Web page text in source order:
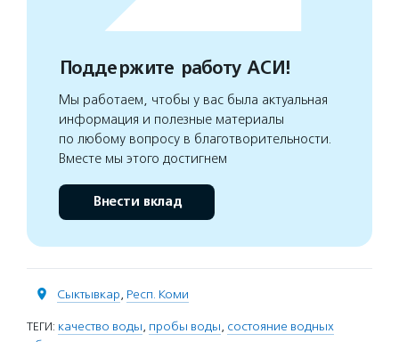
Поддержите работу АСИ!
Мы работаем, чтобы у вас была актуальная
информация и полезные материалы
по любому вопросу в благотворительности.
Вместе мы этого достигнем
Внести вклад
Сыктывкар, Респ. Коми
ТЕГИ: качество воды, пробы воды, состояние водных